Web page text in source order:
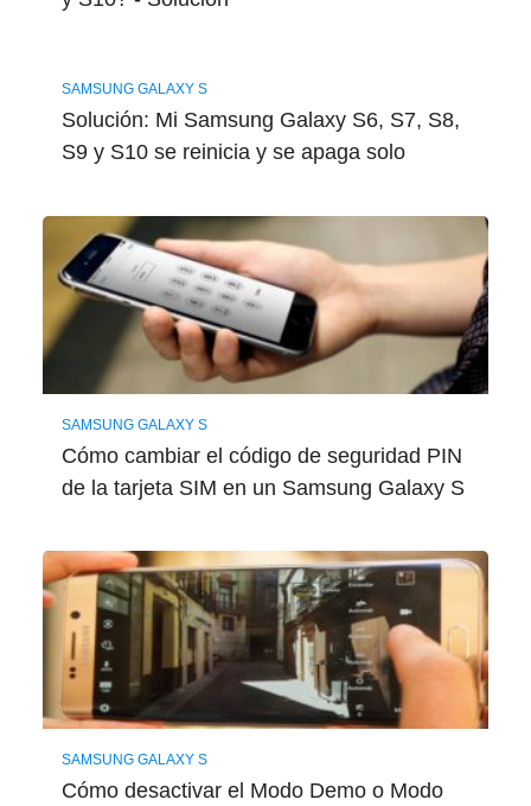
SAMSUNG GALAXY S
Solución: Mi Samsung Galaxy S6, S7, S8,
S9 y S10 se reinicia y se apaga solo
SAMSUNG GALAXY S
Cómo cambiar el código de seguridad PIN
de la tarjeta SIM en un Samsung Galaxy S
SAMSUNG GALAXY S
Cómo desactivar el Modo Demo o Modo